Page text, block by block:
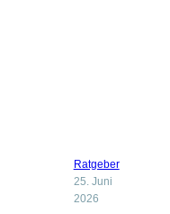
Ratgeber
25. Juni
2026